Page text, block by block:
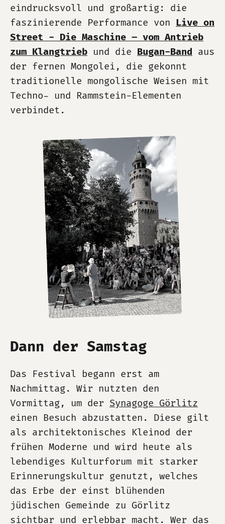
eindrucksvoll und großartig: die
faszinierende Performance von Live on
Street - Die Maschine – vom Antrieb
zum Klangtrieb und die Bugan-Band aus
der fernen Mongolei, die gekonnt
traditionelle mongolische Weisen mit
Techno- und Rammstein-Elementen
verbindet.
Dann der Samstag
Das Festival begann erst am
Nachmittag. Wir nutzten den
Vormittag, um der Synagoge Görlitz
einen Besuch abzustatten. Diese gilt
als architektonisches Kleinod der
frühen Moderne und wird heute als
lebendiges Kulturforum mit starker
Erinnerungskultur genutzt, welches
das Erbe der einst blühenden
jüdischen Gemeinde zu Görlitz
sichtbar und erlebbar macht. Wer das